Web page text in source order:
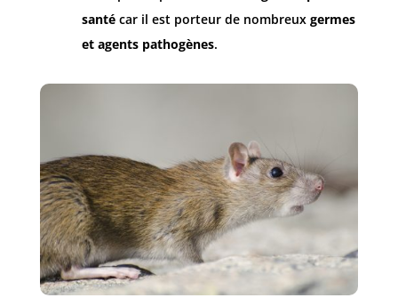
santécar il est porteur de nombreux germes
et agents pathogènes.